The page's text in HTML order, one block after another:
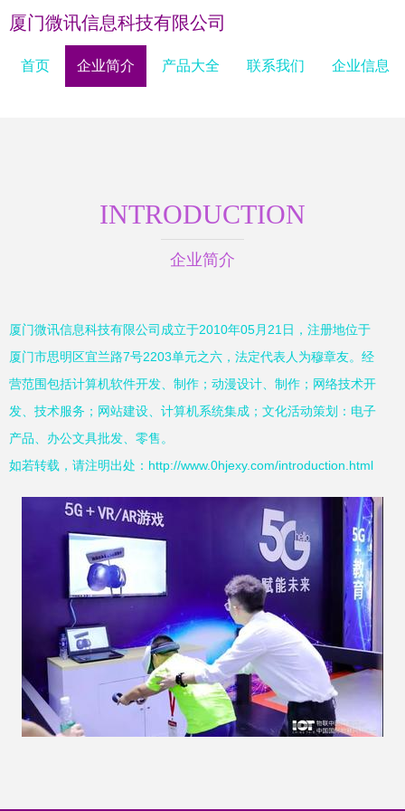
厦门微讯信息科技有限公司
首页 企业简介 产品大全 联系我们 企业信息
INTRODUCTION
企业简介
厦门微讯信息科技有限公司成立于2010年05月21日，注册地位于
厦门市思明区宜兰路7号2203单元之六，法定代表人为穆章友。经
营范围包括计算机软件开发、制作；动漫设计、制作；网络技术开
发、技术服务；网站建设、计算机系统集成；文化活动策划：电子
产品、办公文具批发、零售。
如若转载，请注明出处：http://www.0hjexy.com/introduction.html